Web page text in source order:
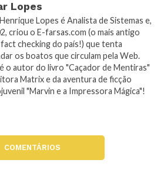
Lopes
Lopes é Analista de Sistemas e,
criou o E-farsas.com (o mais antigo
checking do país!) que tenta
os boatos que circulam pela Web.
o autor do livro "Caçador de Mentiras"
Matrix e da aventura de ficção
"Marvin e a Impressora Mágica"!
COMENTÁRIOS